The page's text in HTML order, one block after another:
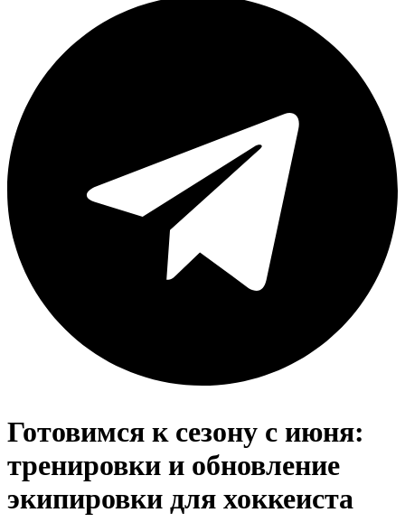
Готовимся к сезону с июня:
тренировки и обновление
экипировки для хоккеиста